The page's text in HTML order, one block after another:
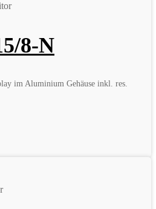
8-N
im Aluminium Gehäuse inkl. res.